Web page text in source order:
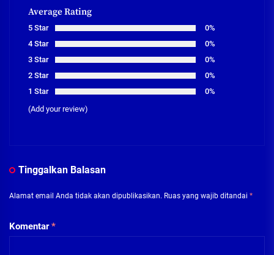
Average Rating
5 Star
0%
4 Star
0%
3 Star
0%
2 Star
0%
1 Star
0%
(Add your review)
Tinggalkan Balasan
Alamat email Anda tidak akan dipublikasikan. Ruas yang wajib ditandai *
Komentar*